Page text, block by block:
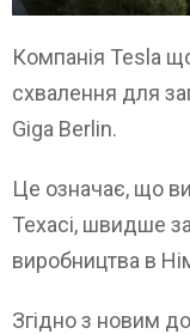
Компанія Tesla
схвалення для
Giga Berlin.
Це означає, що
Техасі, швидше
виробництва в
Згідно з новим